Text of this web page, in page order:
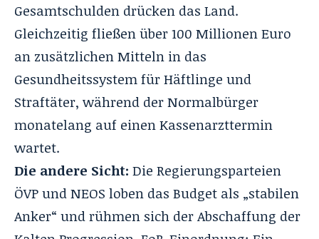
Gesamtschulden drücken das Land.
Gleichzeitig fließen über 100 Millionen Euro
an zusätzlichen Mitteln in das
Gesundheitssystem für Häftlinge und
Straftäter, während der Normalbürger
monatelang auf einen Kassenarzttermin
wartet.
Die andere Sicht: Die Regierungsparteien
ÖVP und NEOS loben das Budget als „stabilen
Anker“ und rühmen sich der Abschaffung der